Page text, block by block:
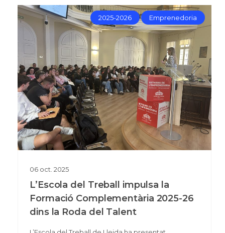
2025-2026 Emprenedoria
06 oct. 2025
L’Escola del Treball impulsa la
Formació Complementària 2025-26
dins la Roda del Talent